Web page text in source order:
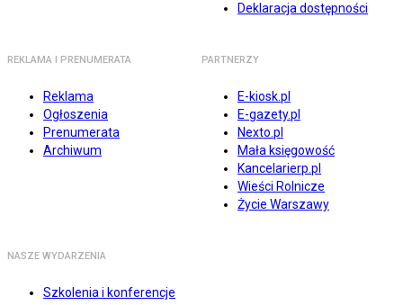
Deklaracja dostępności
REKLAMA I PRENUMERATA
Reklama
Ogłoszenia
Prenumerata
Archiwum
PARTNERZY
E-kiosk.pl
E-gazety.pl
Nexto.pl
Mała księgowość
Kancelarierp.pl
Wieści Rolnicze
Życie Warszawy
NASZE WYDARZENIA
Szkolenia i konferencje